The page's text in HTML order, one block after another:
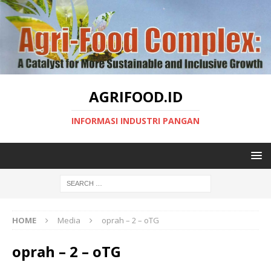
AGRIFOOD.ID
INFORMASI INDUSTRI PANGAN
HOME Media oprah – 2 – oTG
oprah – 2 – oTG